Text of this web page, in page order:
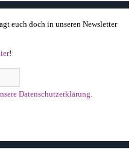
euch doch in unseren Newsletter
!
Datenschutzerklärung.